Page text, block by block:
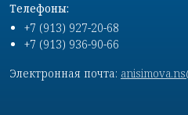
Телефоны:
+7 (913) 927-20-68
+7 (913) 936-90-66
Электронная почта: